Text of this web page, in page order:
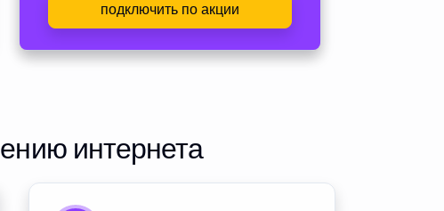
подключить по акции
интернета